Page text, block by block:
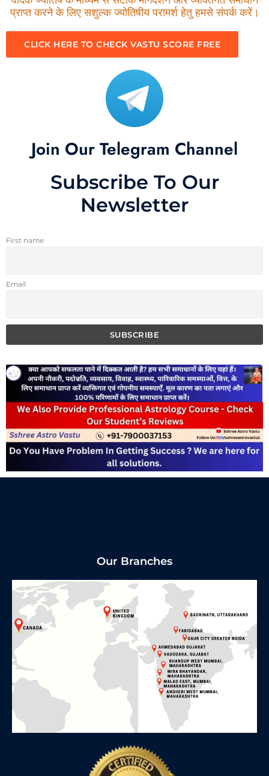
प्राप्त करने के लिए सशुल्क ज्योतिषीय परामर्श हेतु हमसे संपर्क करें।
CLICK HERE TO CHECK VASTU SCORE FREE
Join Our Telegram Channel
Subscribe To Our
Newsletter
First name
Email
Our Branches